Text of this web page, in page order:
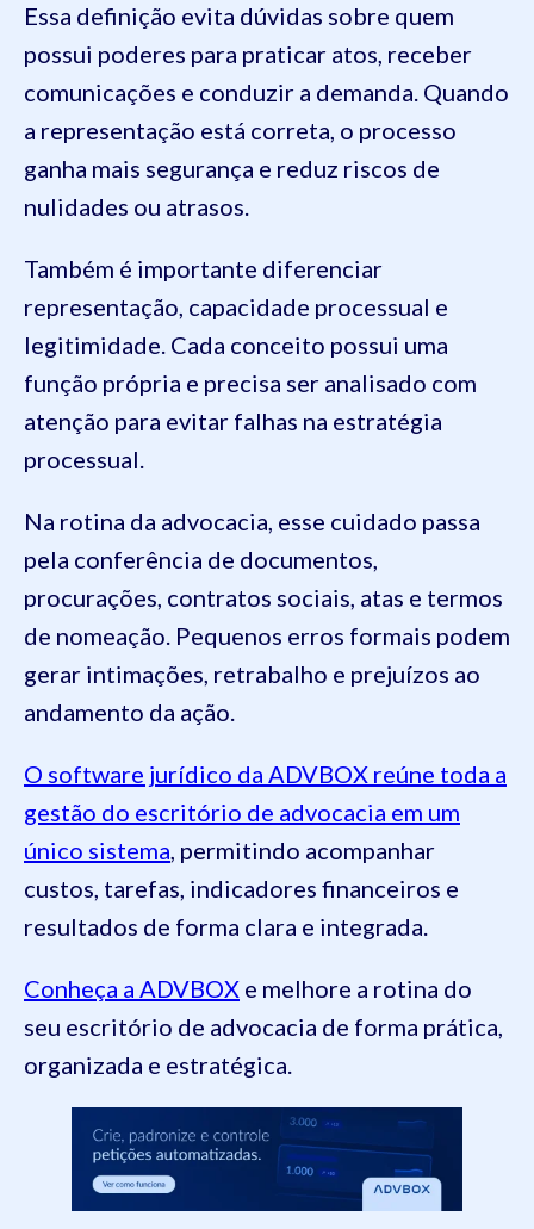
Essa definição evita dúvidas sobre quem
possui poderes para praticar atos, receber
comunicações e conduzir a demanda. Quando
a representação está correta, o processo
ganha mais segurança e reduz riscos de
nulidades ou atrasos.
Também é importante diferenciar
representação, capacidade processual e
legitimidade. Cada conceito possui uma
função própria e precisa ser analisado com
atenção para evitar falhas na estratégia
processual.
Na rotina da advocacia, esse cuidado passa
pela conferência de documentos,
procurações, contratos sociais, atas e termos
de nomeação. Pequenos erros formais podem
gerar intimações, retrabalho e prejuízos ao
andamento da ação.
O software jurídico da ADVBOX reúne toda a
gestão do escritório de advocacia em um
único sistema, permitindo acompanhar
custos, tarefas, indicadores financeiros e
resultados de forma clara e integrada.
Conheça a ADVBOX e melhore a rotina do
seu escritório de advocacia de forma prática,
organizada e estratégica.